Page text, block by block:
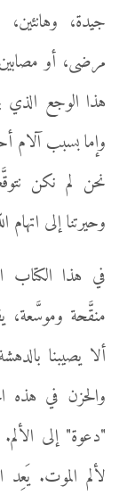
جيدة،
مرضى، أو
هذا الوجع الذي
وإما بسبب آلام
نحن لم نكن
وحيرتنا إلى
في هذا الكتاب
منقَّحة وموسَّعة،
ألا يصيبنا
والحزن في هذه
"دعوة" إلى
لألم الموت.